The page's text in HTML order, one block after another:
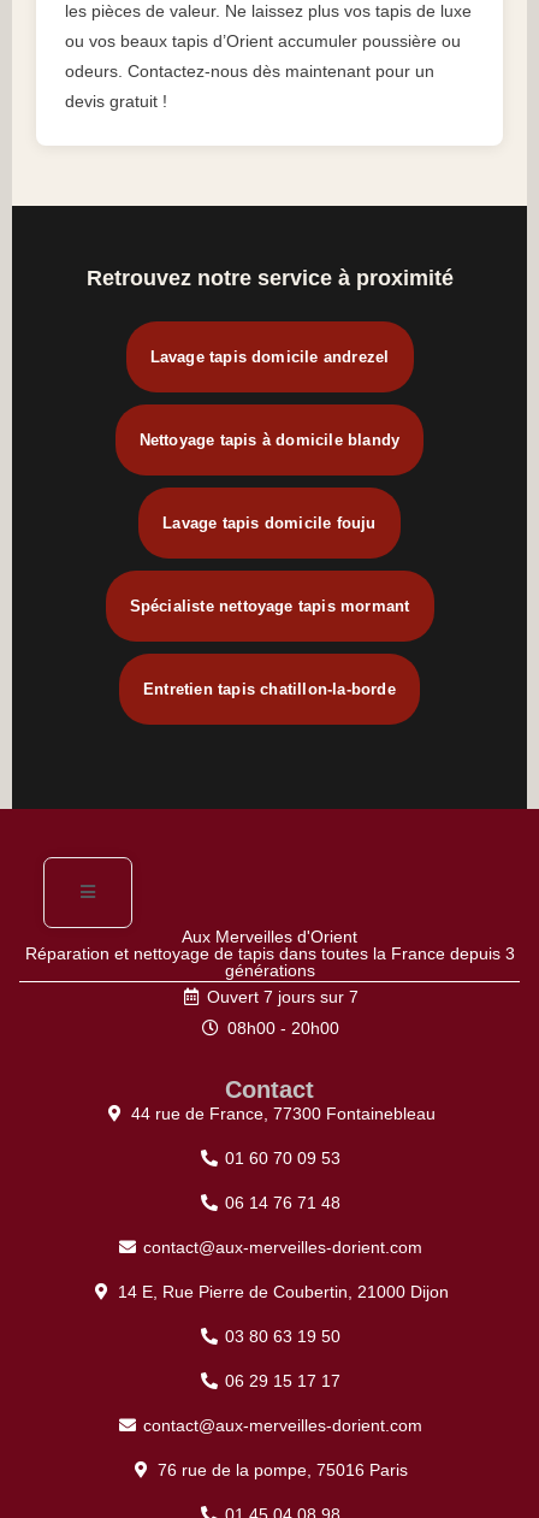
les pièces de valeur. Ne laissez plus vos tapis de luxe
ou vos beaux tapis d’Orient accumuler poussière ou
odeurs. Contactez-nous dès maintenant pour un
devis gratuit !
Retrouvez notre service à proximité
Lavage tapis domicile andrezel
Nettoyage tapis à domicile blandy
Lavage tapis domicile fouju
Spécialiste nettoyage tapis mormant
Entretien tapis chatillon-la-borde
Aux Merveilles d'Orient
Réparation et nettoyage de tapis dans toutes la France depuis 3
générations
Ouvert 7 jours sur 7
08h00 - 20h00
Contact
44 rue de France, 77300 Fontainebleau
01 60 70 09 53
06 14 76 71 48
contact@aux-merveilles-dorient.com
14 E, Rue Pierre de Coubertin, 21000 Dijon
03 80 63 19 50
06 29 15 17 17
contact@aux-merveilles-dorient.com
76 rue de la pompe, 75016 Paris
01 45 04 08 98